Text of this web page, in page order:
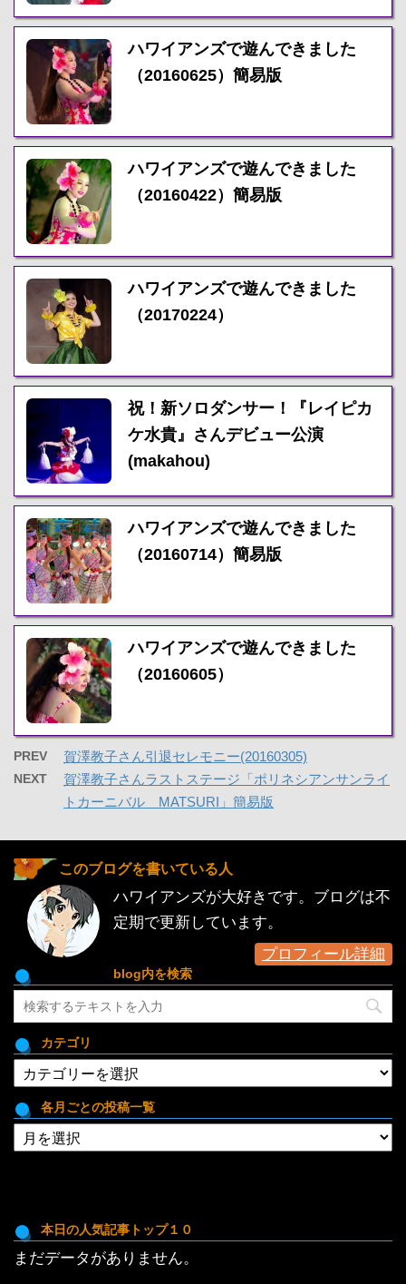
ハワイアンズで遊んできました
（20160625）簡易版
ハワイアンズで遊んできました
（20160422）簡易版
ハワイアンズで遊んできました
（20170224）
祝！新ソロダンサー！『レイピカ
ケ水貴』さんデビュー公演
(makahou)
ハワイアンズで遊んできました
（20160714）簡易版
ハワイアンズで遊んできました
（20160605）
PREV 賀澤教子さん引退セレモニー(20160305)
NEXT
賀澤教子さんラストステージ「ポリネシアンサンライ
トカーニバル MATSURI」簡易版
このブログを書いている人
ハワイアンズが大好きです。ブログは不
定期で更新しています。
プロフィール詳細
blog内を検索
カテゴリ
テ
ゴ
リ
各月ごとの投稿一覧
各
月
投
稿
一
本日の人気記事トップ１０
まだデータがありません。